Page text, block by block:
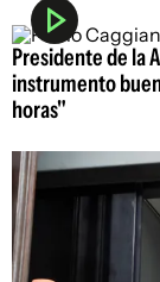
Presidente de la
instrumento
horas"